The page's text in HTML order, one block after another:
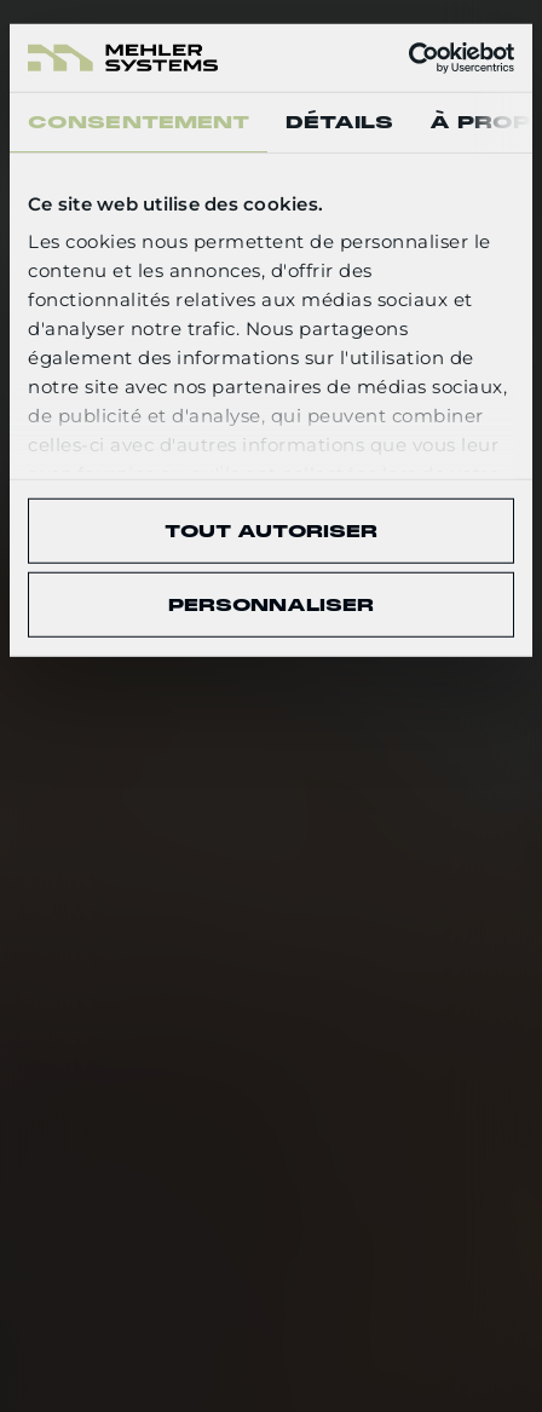
CONSENTEMENT DÉTAILS À
Ce site web utilise des cookies.
Les cookies nous permettent de personnaliser le
contenu et les annonces, d'offrir des
fonctionnalités relatives aux médias sociaux et
d'analyser notre trafic. Nous partageons
également des informations sur l'utilisation de
notre site avec nos partenaires de médias sociaux,
de publicité et d'analyse, qui peuvent combiner
celles-ci avec d'autres informations que vous leur
utilisation de leurs services.
TOUT AUTORISER
PERSONNALISER
SELECT YOUR LANGUAGE
CONFIRM
PRÉCISION EST
PRIMORDIALE
Solutions innovantes, polyvalentes et fiables
de protection balistique et d’équipement
tactique, conçues pour soutenir les
spécialistes de la sécurité, des forces de
l’ordre et des forces armées à chaque